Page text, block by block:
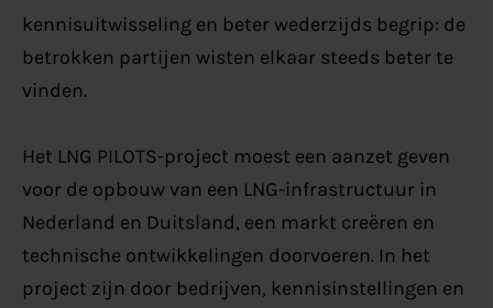
kennisuitwisseling en beter wederzijds begrip: de
betrokken partijen wisten elkaar steeds beter te
vinden.
Het LNG PILOTS-project moest een aanzet geven
voor de opbouw van een LNG-infrastructuur in
Nederland en Duitsland, een markt creëren en
technische ontwikkelingen doorvoeren. In het
project zijn door bedrijven, kennisinstellingen en